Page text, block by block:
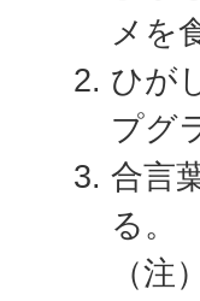
メを
ひが
プグ
合言
る。
（